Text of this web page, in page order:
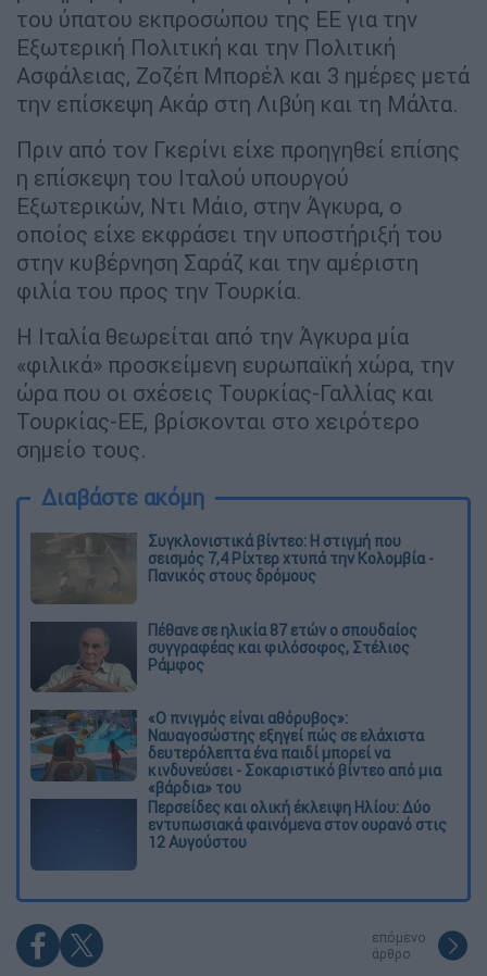
του ύπατου εκπροσώπου της ΕΕ για την
Εξωτερική Πολιτική και την Πολιτική
Ασφάλειας, Ζοζέπ Μπορέλ και 3 ημέρες μετά
την επίσκεψη Ακάρ στη Λιβύη και τη Μάλτα.
Πριν από τον Γκερίνι είχε προηγηθεί επίσης
η επίσκεψη του Ιταλού υπουργού
Εξωτερικών, Ντι Μάιο, στην Άγκυρα, ο
οποίος είχε εκφράσει την υποστήριξή του
στην κυβέρνηση Σαράζ και την αμέριστη
φιλία του προς την Τουρκία.
Η Ιταλία θεωρείται από την Άγκυρα μία
«φιλικά» προσκείμενη ευρωπαϊκή χώρα, την
ώρα που οι σχέσεις Τουρκίας-Γαλλίας και
Τουρκίας-ΕΕ, βρίσκονται στο χειρότερο
σημείο τους.
Διαβάστε ακόμη
Συγκλονιστικά βίντεο: Η στιγμή που
σεισμός 7,4 Ρίχτερ χτυπά την Κολομβία -
Πανικός στους δρόμους
Πέθανε σε ηλικία 87 ετών ο σπουδαίος
συγγραφέας και φιλόσοφος, Στέλιος
Ράμφος
«Ο πνιγμός είναι αθόρυβος»:
Ναυαγοσώστης εξηγεί πώς σε ελάχιστα
δευτερόλεπτα ένα παιδί μπορεί να
κινδυνεύσει - Σοκαριστικό βίντεο από μια
«βάρδια» του
Περσείδες και ολική έκλειψη Ηλίου: Δύο
εντυπωσιακά φαινόμενα στον ουρανό στις
12 Αυγούστου
επόμενο
άρθρο